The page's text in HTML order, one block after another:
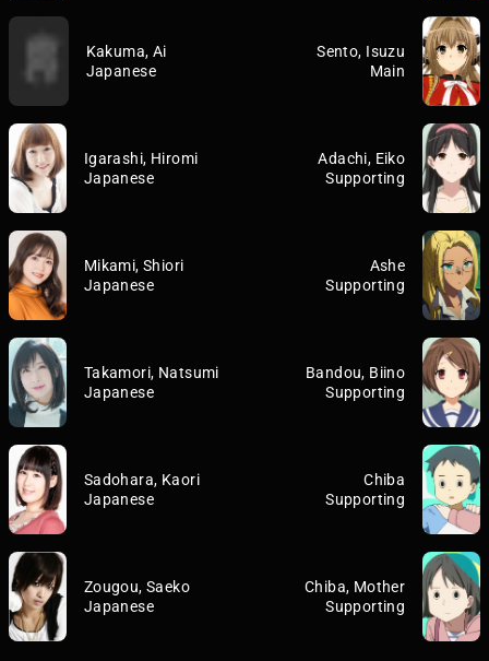
Kakuma, Ai
Japanese
Sento, Isuzu
Main
Igarashi, Hiromi
Japanese
Adachi, Eiko
Supporting
Mikami, Shiori
Japanese
Ashe
Supporting
Takamori, Natsumi
Japanese
Bandou, Biino
Supporting
Sadohara, Kaori
Japanese
Chiba
Supporting
Zougou, Saeko
Japanese
Chiba, Mother
Supporting